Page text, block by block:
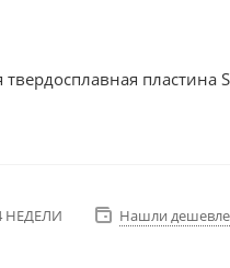
пластина
НЕДЕЛИ Нашли